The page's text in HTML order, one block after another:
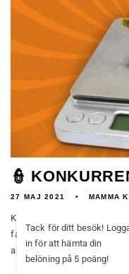
👮
27 MAJ 2021 MAMMA
Kan du gissa vikten, med
fantastiska OG Kush-
absoluta favoriter. Så här
Tack för ditt besök!
in för att hämta din
belöning på 5 poäng!